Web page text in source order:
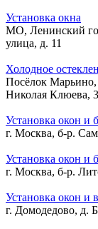
Установка окна
МО, Ленинский
улица, д. 11
Холодное
Посёлок
Николая Клюева,
Установка окон и
г. Москва, б-р.
Установка окон и
г. Москва, б-р.
Установка окон и
г. Домодедово,